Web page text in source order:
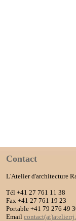
Contact
L'Atelier d'architecture
Tél +41 27 761 11 38
Fax +41 27 761 19 23
Portable +41 79 276 49
Email